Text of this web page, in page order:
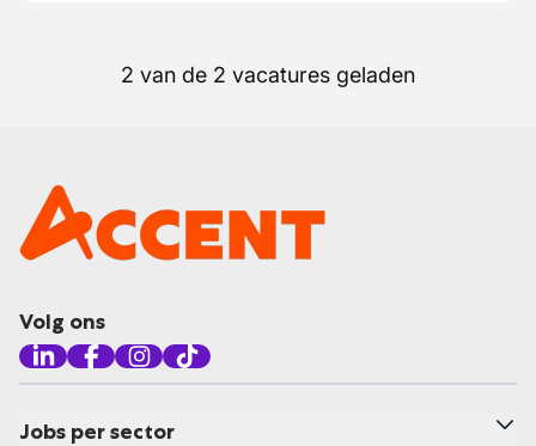
2 van de 2 vacatures geladen
Volg ons
Jobs per sector